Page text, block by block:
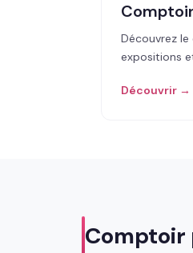
Découvrez
expositions
Découvrir →
Comptoir